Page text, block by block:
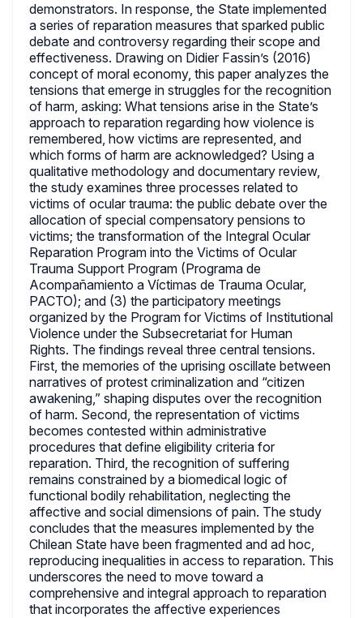
demonstrators. In response, the State implemented
a series of reparation measures that sparked public
debate and controversy regarding their scope and
effectiveness. Drawing on Didier Fassin’s (2016)
concept of moral economy, this paper analyzes the
tensions that emerge in struggles for the recognition
of harm, asking: What tensions arise in the State’s
approach to reparation regarding how violence is
remembered, how victims are represented, and
which forms of harm are acknowledged? Using a
qualitative methodology and documentary review,
the study examines three processes related to
victims of ocular trauma: the public debate over the
allocation of special compensatory pensions to
victims; the transformation of the Integral Ocular
Reparation Program into the Victims of Ocular
Trauma Support Program (Programa de
Acompañamiento a Víctimas de Trauma Ocular,
PACTO); and (3) the participatory meetings
organized by the Program for Victims of Institutional
Violence under the Subsecretariat for Human
Rights. The findings reveal three central tensions.
First, the memories of the uprising oscillate between
narratives of protest criminalization and “citizen
awakening,” shaping disputes over the recognition
of harm. Second, the representation of victims
becomes contested within administrative
procedures that define eligibility criteria for
reparation. Third, the recognition of suffering
remains constrained by a biomedical logic of
functional bodily rehabilitation, neglecting the
affective and social dimensions of pain. The study
concludes that the measures implemented by the
Chilean State have been fragmented and ad hoc,
reproducing inequalities in access to reparation. This
underscores the need to move toward a
comprehensive and integral approach to reparation
that incorporates the affective experiences